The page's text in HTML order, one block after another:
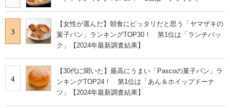
3
【女性が選んだ】朝食にピッタリだと思う「ヤマザキの
菓子パン」ランキングTOP30！ 第1位は「ランチパッ
ク」【2024年最新調査結果】
4
【30代に聞いた】最高にうまい「Pascoの菓子パン」ラ
ンキングTOP24！ 第1位は「あん＆ホイップドーナ
ツ」【2024年最新調査結果】